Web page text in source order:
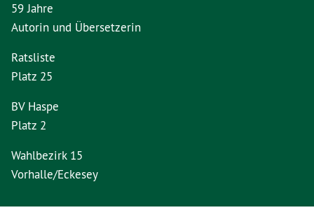
59 Jahre
Autorin und Übersetzerin
Ratsliste
Platz 25
BV Haspe
Platz 2
Wahlbezirk 15
Vorhalle/Eckesey